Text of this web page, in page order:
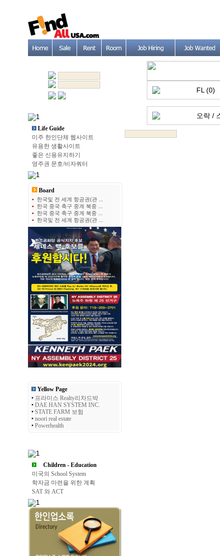
Life Guide
미주 한인단체 웹사이트
유용한 생활사이트
좋은 신용유지하기
영주권 문호/비자쿼터
Board
• 한국및 전 세계 항공권(관 ...
• 한국 중국 축구 중계 북중 ...
• 한국 중국 축구 중계 북중 ...
• 한국및 전 세계 항공권(관 ...
Yellow Page
• 프라미스 Realty리차드박
• DAE HAN SYSTEM INC.
• STATE FARM 보험
• noori real estate
• Powerhealth
Children - Education
미국의 School System
학자금 마련을 위한 계획
SAT 와 ACT
FL (0)
오락 /